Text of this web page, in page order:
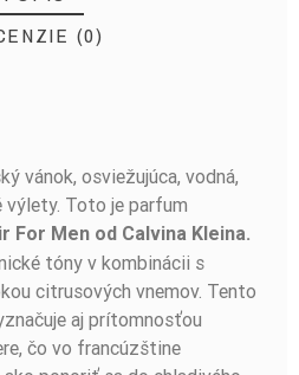
(0)
vánok, osviežujúca, vodná,
výlety. Toto je parfum
For Men od Calvina Kleina.
tóny v kombinácii s
citrusových vnemov. Tento
aj prítomnosťou
čo vo francúzštine
RECENZIU!